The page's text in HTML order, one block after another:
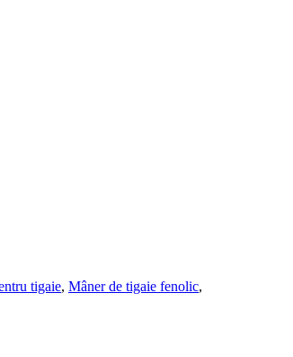
tigaie, Mâner de tigaie fenolic,